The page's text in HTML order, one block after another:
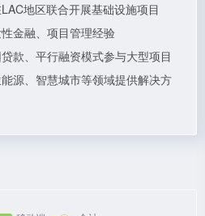
LAC地区联合开展基础设施项目
金融、项目管理经验
贷款、平行融资模式参与大型项目
能源、智慧城市等领域提供解决方